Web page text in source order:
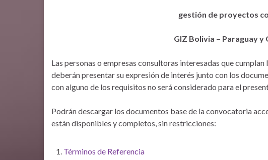
gestión de proyectos
GIZ Bolivia – Paraguay y
Las personas o empresas consultoras interesadas que
deberán presentar su expresión de interés junto con los
con alguno de los requisitos no será considerado para el
Podrán descargar los documentos base de la convocatoria
están disponibles y completos, sin restricciones:
Términos de Referencia